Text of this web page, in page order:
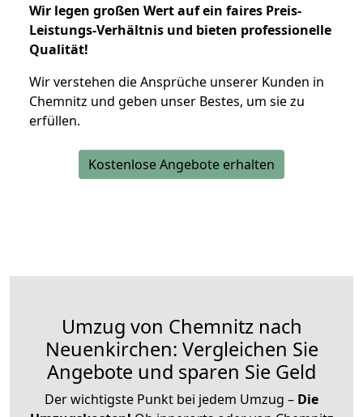
Wir legen großen Wert auf ein faires Preis-
Leistungs-Verhältnis und bieten professionelle
Qualität!
Wir verstehen die Ansprüche unserer Kunden in
Chemnitz und geben unser Bestes, um sie zu
erfüllen.
Kostenlose Angebote erhalten
Umzug von Chemnitz nach
Neuenkirchen: Vergleichen Sie
Angebote und sparen Sie Geld
Der wichtigste Punkt bei jedem Umzug – Die